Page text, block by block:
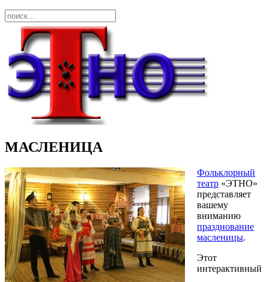
МАСЛЕНИЦА
Фольклорный
театр «ЭТНО»
представляет
вашему
вниманию
празднование
масленицы.
Этот
интерактивный